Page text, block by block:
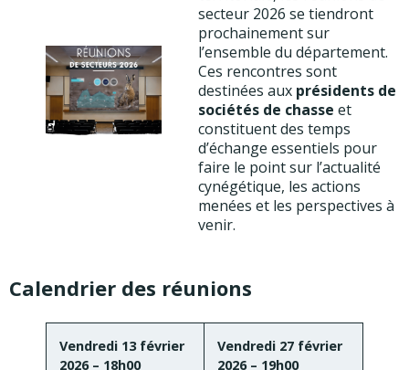
secteur 2026 se tiendront
prochainement sur
l’ensemble du département.
Ces rencontres sont
destinées aux présidents de
sociétés de chasse et
constituent des temps
d’échange essentiels pour
faire le point sur l’actualité
cynégétique, les actions
menées et les perspectives à
venir.
Calendrier des réunions
Vendredi 13 février
2026 – 18h00
Vendredi 27 février
2026 – 19h00